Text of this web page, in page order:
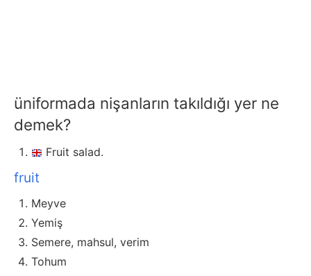
üniformada nişanların takıldığı yer ne
demek?
Fruit salad.
fruit
Meyve
Yemiş
Semere, mahsul, verim
Tohum